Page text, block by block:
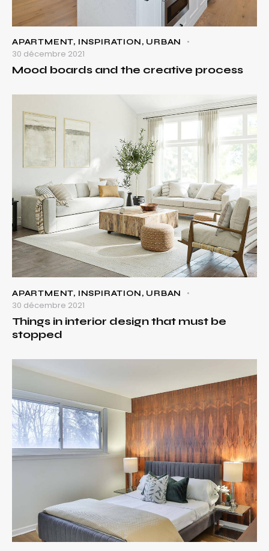
APARTMENT, INSPIRATION, URBAN
30 décembre 2021
Mood boards and the creative process
APARTMENT, INSPIRATION, URBAN
30 décembre 2021
Things in interior design that must be
stopped